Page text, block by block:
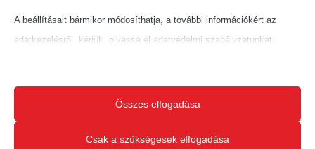
A szakemberek arra is figyelmeztetnek, hogy a
elmenekülés nem jelent megoldást.
Védett állat, nem ellenség
A beállításait bármikor módosíthatja, a további információkért az
adatkezelésről, kérjük, olvassa el adatvédelmi szabályzatunkat.
Ne feledje, hogy ha bizonyos típusú sütik, vagy szolgáltatások
letiltása mellett dönt, az befolyásolhatja a webhely által nyújtott
élményét és az általunk kínált szolgáltatásokat.
Összes elfogadása
Csak a szükségesek elfogadása